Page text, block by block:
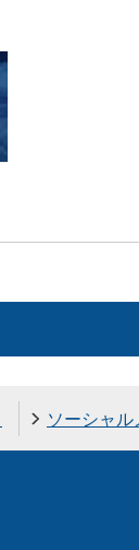
ソーシャ